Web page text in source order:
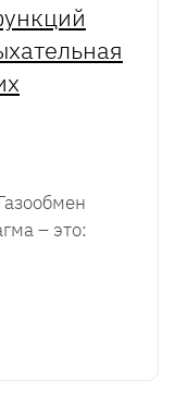
– это: